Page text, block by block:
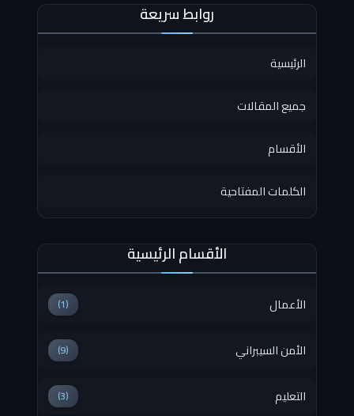
روابط سريعة
الرئيسية
جميع المقالات
الأقسام
الكلمات المفتاحية
الأقسام الرئيسية
الأعمال (1)
الأمن السيبراني (9)
التعليم (3)